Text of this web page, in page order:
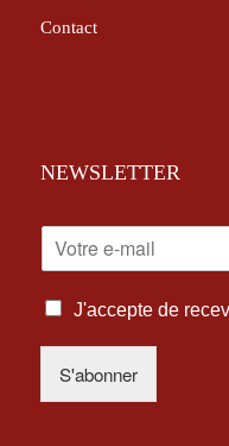
Contact
NEWSLETTER
A
I
F
R
J'accepte de
S'abonner